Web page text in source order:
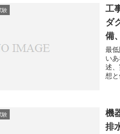
点
強
験
工
ダ
備
最
い
述
想
確
点
強
験
機
排